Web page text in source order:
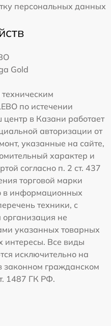
персональных данных
Gold
по истечении
в Казани работает
авторизации от
указанные на сайте,
характер и
согласно п. 2 ст. 437
торговой марки
в информационных
техники, с
не
указанных товарных
интересы. Все виды
исключительно на
законном гражданском
1487 ГК РФ.